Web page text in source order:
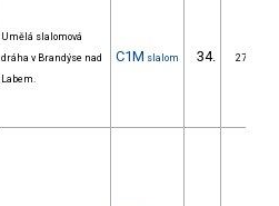
Umělá slalomová
dráha v Brandýse nad
Labem.
C1M slalom 34. 27/ZS